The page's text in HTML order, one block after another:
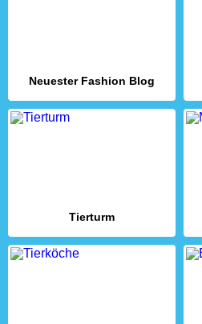
Neuester Fashion Blog
Tierturm